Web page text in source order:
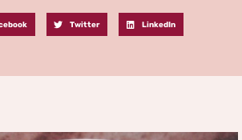
Twitter LinkedIn